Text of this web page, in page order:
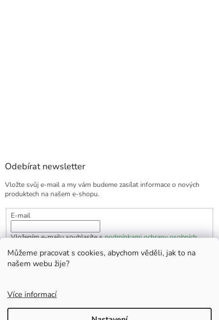
Můžeme pracovat s cookies, abychom věděli, jak to na
našem webu žije?
Více informací
Odebírat newsletter
Vložte svůj e-mail a my vám budeme zasílat informace o nových
produktech na našem e-shopu.
E-mail
Vložením e-mailu souhlasíte spodmínkami ochrany osobních
PŘIHLÁSIT SE